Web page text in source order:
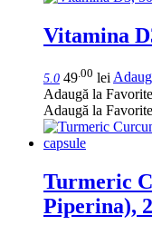
Vitamina
5.0 49 .00 lei
Adaugă la Favorite
Adaugă la Favorite
Turmeric
Piperina),